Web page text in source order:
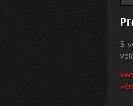
Si